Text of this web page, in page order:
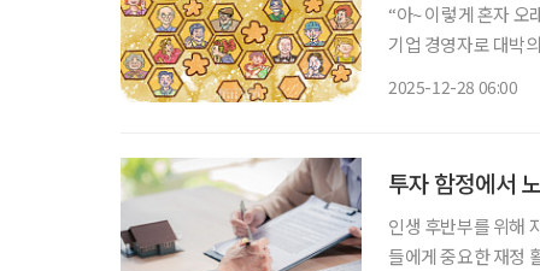
“아~ 이렇게 혼자 오
기업 경영자로 대박
2025-12-28 06:00
투자 함정에서
인생 후반부를 위해
들에게 중요한 재정